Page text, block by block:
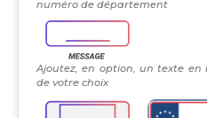
numéro de département
Ajoutez, en option, un texte en
de votre choix